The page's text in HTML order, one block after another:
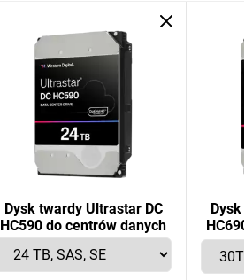
Dysk twardy Ultrastar DC
HC590 do centrów danych